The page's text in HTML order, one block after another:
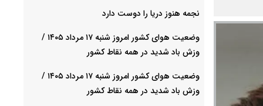
نجمه هنوز دریا را دوست دارد
وضعیت هوای کشور امروز شنبه ۱۷ مرداد ۱۴۰۵ /
وزش باد شدید در همه نقاط کشور
وضعیت هوای کشور امروز شنبه ۱۷ مرداد ۱۴۰۵ /
وزش باد شدید در همه نقاط کشور